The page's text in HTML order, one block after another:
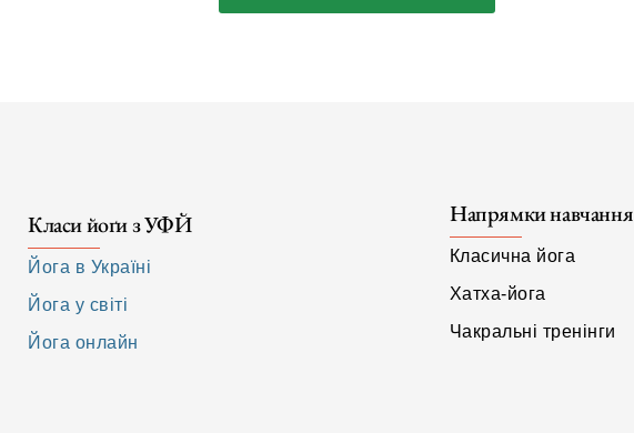
Класи йоґи з УФЙ
Йога в Україні
Йога у світі
Йога онлайн
Напрямки навчання
Класична йога
Хатха-йога
Чакральні тренінги